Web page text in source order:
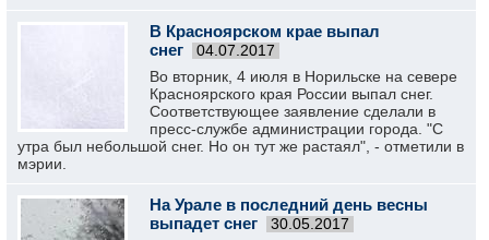
В Красноярском крае выпал
снег
04.07.2017
Во вторник, 4 июля в Норильске на севере
Красноярского края России выпал снег.
Соответствующее заявление сделали в
пресс-службе администрации города. "С
утра был небольшой снег. Но он тут же растаял", - отметили в
мэрии.
На Урале в последний день весны
выпадет снег
30.05.2017